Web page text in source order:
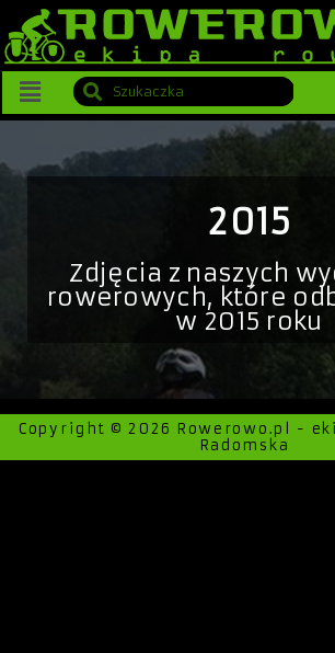
2015
Zdjęcia z naszych
rowerowych, które
w 2015 roku
Copyright © 2026 Rowerowo.pl -
Radomska